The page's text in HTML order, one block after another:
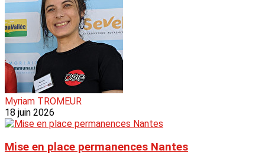
Myriam TROMEUR
18 juin 2026
Mise en place permanences Nantes